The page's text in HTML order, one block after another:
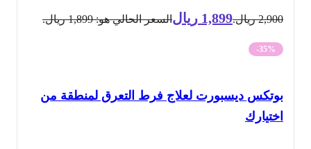
2,900 ريال. 1,899 ريالالسعر الحالي هو: 1,899 ريال.
-35%
بوتكس ديسبورت لعلاج فرط التعرق لمنطقة من
اختيارك